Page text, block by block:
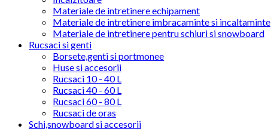
Materiale de intretinere echipament
Materiale de intretinere imbracaminte si incaltaminte
Materiale de intretinere pentru schiuri si snowboard
Rucsaci si genti
Borsete,genti si portmonee
Huse si accesorii
Rucsaci 10 - 40 L
Rucsaci 40 - 60 L
Rucsaci 60 - 80 L
Rucsaci de oras
Schi,snowboard si accesorii